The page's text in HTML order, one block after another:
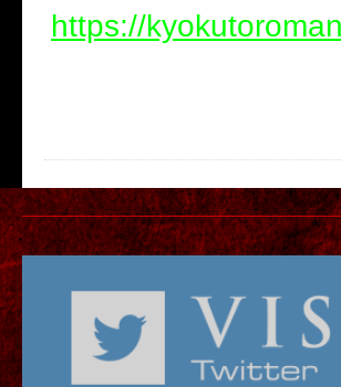
https://